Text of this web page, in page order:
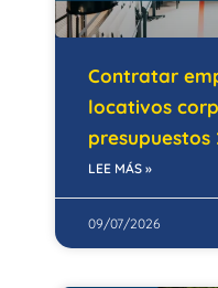
Contratar
locativos
presupuestos
LEE MÁS »
09/07/2026